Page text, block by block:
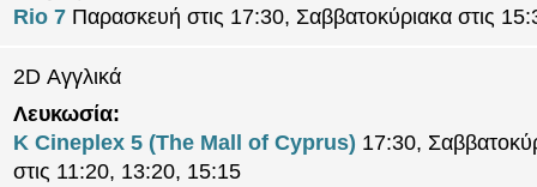
Rio 7 Παρασκευή στις 17:30, Σαββατοκύριακα στις
2D Αγγλικά
Λευκωσία:
K Cineplex 5 (The Mall of Cyprus) 17:30,
στις 11:20, 13:20, 15:15